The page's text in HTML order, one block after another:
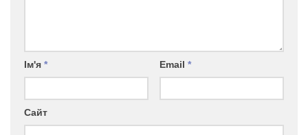
Ім'я * Email *
Сайт